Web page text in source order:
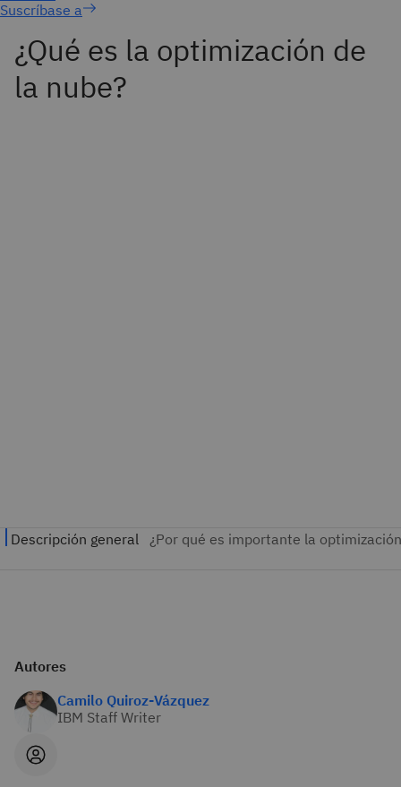
Suscríbase a
¿Qué es la optimización de
la nube?
Autores
Camilo Quiroz-Vázquez
IBM Staff Writer